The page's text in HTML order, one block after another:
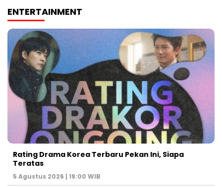
ENTERTAINMENT
Rating Drama Korea Terbaru Pekan Ini, Siapa
Teratas
5 Agustus 2026 | 19:00 WIB